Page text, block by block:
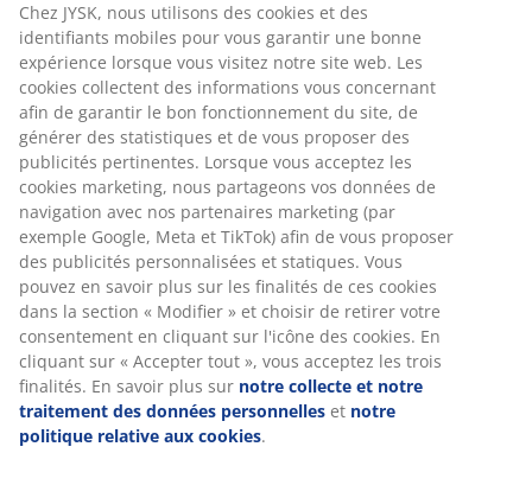
Chez JYSK, nous utilisons des cookies et des
identifiants mobiles pour vous garantir une bonne
expérience lorsque vous visitez notre site web. Les
cookies collectent des informations vous concernant
afin de garantir le bon fonctionnement du site, de
générer des statistiques et de vous proposer des
publicités pertinentes. Lorsque vous acceptez les
cookies marketing, nous partageons vos données de
navigation avec nos partenaires marketing (par
exemple Google, Meta et TikTok) afin de vous proposer
des publicités personnalisées et statiques. Vous
pouvez en savoir plus sur les finalités de ces cookies
dans la section « Modifier » et choisir de retirer votre
consentement en cliquant sur l'icône des cookies. En
cliquant sur « Accepter tout », vous acceptez les trois
finalités. En savoir plus sur notre collecte et notre
traitement des données personnelles et notre
politique relative aux cookies.